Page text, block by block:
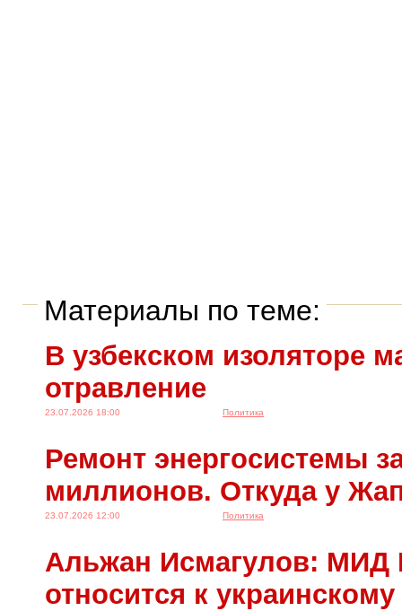
Материалы по теме:
В узбекском изоляторе
отравление
23.07.2026 18:00 Политика
Ремонт энергосистемы
миллионов. Откуда у
23.07.2026 12:00 Политика
Альжан Исмагулов: МИД
относится к